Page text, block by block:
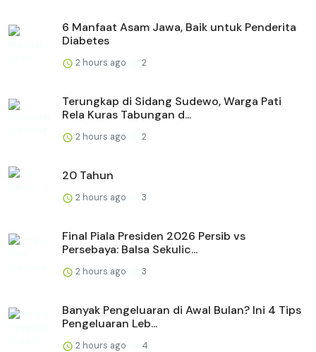
6 Manfaat Asam Jawa, Baik untuk Penderita
Diabetes
2 hours ago 2
Terungkap di Sidang Sudewo, Warga Pati
Rela Kuras Tabungan d...
2 hours ago 2
20 Tahun
2 hours ago 3
Final Piala Presiden 2026 Persib vs
Persebaya: Balsa Sekulic...
2 hours ago 3
Banyak Pengeluaran di Awal Bulan? Ini 4 Tips
Pengeluaran Leb...
2 hours ago 4